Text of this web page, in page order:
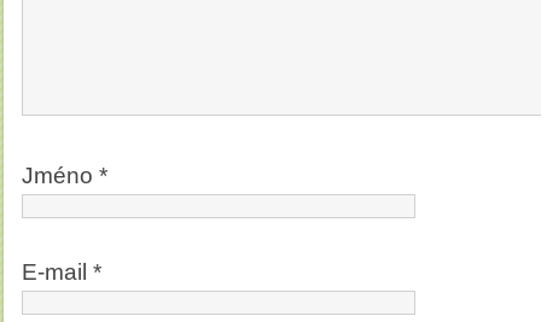
Jméno *
E-mail *